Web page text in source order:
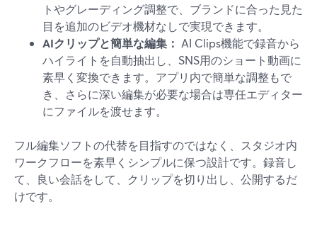
トやグレーディング調整で、ブランドに合った見た
目を追加のビデオ機材なしで実現できます。
AIクリップと簡単な編集： AI Clips機能で録音から
ハイライトを自動抽出し、SNS用のショート動画に
素早く変換できます。アプリ内で簡単な調整もで
き、さらに深い編集が必要な場合は専任エディター
にファイルを渡せます。
フル編集ソフトの代替を目指すのではなく、スタジオ内
ワークフローを素早くシンプルに保つ設計です。録音し
て、良い会話をして、クリップを切り出し、公開するだ
けです。